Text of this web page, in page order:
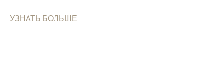
УЗНАТЬ БОЛЬШЕ